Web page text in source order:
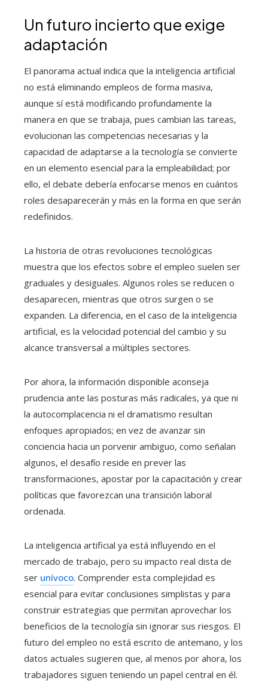
Un futuro incierto que exige
adaptación
El panorama actual indica que la inteligencia artificial
no está eliminando empleos de forma masiva,
aunque sí está modificando profundamente la
manera en que se trabaja, pues cambian las tareas,
evolucionan las competencias necesarias y la
capacidad de adaptarse a la tecnología se convierte
en un elemento esencial para la empleabilidad; por
ello, el debate debería enfocarse menos en cuántos
roles desaparecerán y más en la forma en que serán
redefinidos.
La historia de otras revoluciones tecnológicas
muestra que los efectos sobre el empleo suelen ser
graduales y desiguales. Algunos roles se reducen o
desaparecen, mientras que otros surgen o se
expanden. La diferencia, en el caso de la inteligencia
artificial, es la velocidad potencial del cambio y su
alcance transversal a múltiples sectores.
Por ahora, la información disponible aconseja
prudencia ante las posturas más radicales, ya que ni
la autocomplacencia ni el dramatismo resultan
enfoques apropiados; en vez de avanzar sin
conciencia hacia un porvenir ambiguo, como señalan
algunos, el desafío reside en prever las
transformaciones, apostar por la capacitación y crear
políticas que favorezcan una transición laboral
ordenada.
La inteligencia artificial ya está influyendo en el
mercado de trabajo, pero su impacto real dista de
ser unívoco. Comprender esta complejidad es
esencial para evitar conclusiones simplistas y para
construir estrategias que permitan aprovechar los
beneficios de la tecnología sin ignorar sus riesgos. El
futuro del empleo no está escrito de antemano, y los
datos actuales sugieren que, al menos por ahora, los
trabajadores siguen teniendo un papel central en él.